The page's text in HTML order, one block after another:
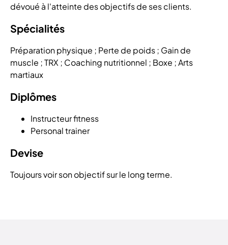
dévoué à l'atteinte des objectifs de ses clients.
Spécialités
Préparation physique ; Perte de poids ; Gain de
muscle ; TRX ; Coaching nutritionnel ; Boxe ; Arts
martiaux
Diplômes
Instructeur fitness
Personal trainer
Devise
Toujours voir son objectif sur le long terme.